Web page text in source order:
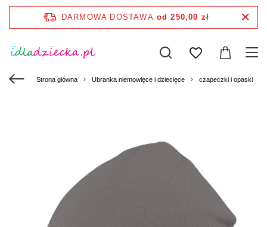
DARMOWA DOSTAWA od 250,00 zł
Strona główna Ubranka niemowlęce i dziecięce czapeczki i opaski